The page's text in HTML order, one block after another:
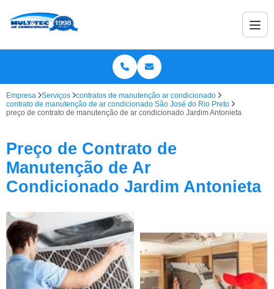
Empresa Serviços
contratos de manutenção ar condicionado
contrato de manutenção de ar condicionado São José do Rio Preto
preço de contrato de manutenção de ar condicionado Jardim Antonieta
Preço de Contrato de
Manutenção de Ar
Condicionado Jardim Antonieta